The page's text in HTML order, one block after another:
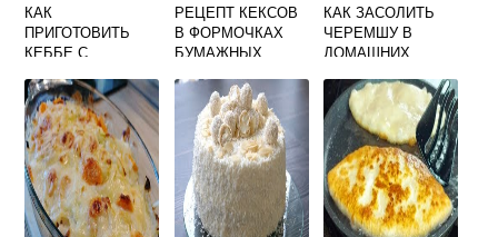
КАК
ПРИГОТОВИТЬ
КЕББЕ С
МЯСОРУБКИ
ВИДЕО
РЕЦЕПТ КЕКСОВ
В ФОРМОЧКАХ
БУМАЖНЫХ
КАК ЗАСОЛИТЬ
ЧЕРЕМШУ В
ДОМАШНИХ
ПРОСТОЙ
РЕЦЕПТ БЕЗ
ЗАКРУТКИ